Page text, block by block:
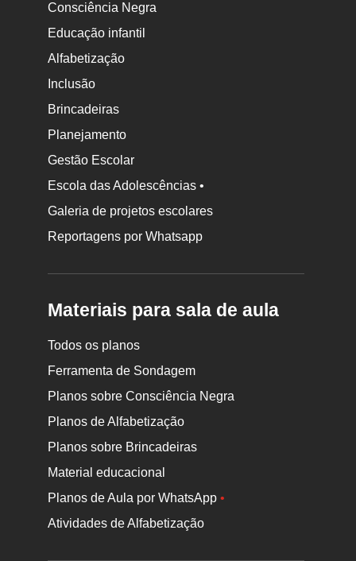
Consciência Negra
Educação infantil
Alfabetização
Inclusão
Brincadeiras
Planejamento
Gestão Escolar
Escola das Adolescências •
Galeria de projetos escolares
Reportagens por Whatsapp
Materiais para sala de aula
Todos os planos
Ferramenta de Sondagem
Planos sobre Consciência Negra
Planos de Alfabetização
Planos sobre Brincadeiras
Material educacional
Planos de Aula por WhatsApp•
Atividades de Alfabetização